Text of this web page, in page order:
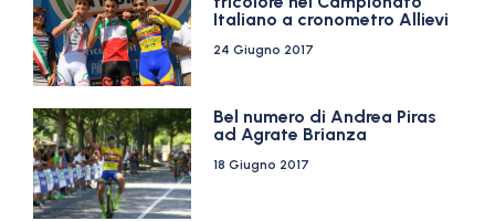
Italiano a cronometro Allievi
24 Giugno 2017
Bel numero di Andrea Piras
ad Agrate Brianza
18 Giugno 2017